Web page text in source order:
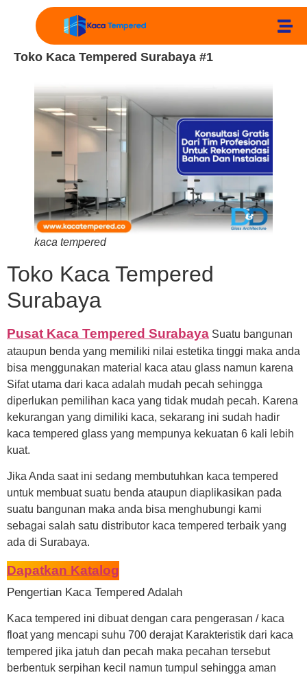
Toko Kaca Tempered Surabaya #1
kaca tempered
Toko Kaca Tempered
Surabaya
Pusat Kaca Tempered Surabaya Suatu bangunan
ataupun benda yang memiliki nilai estetika tinggi maka anda
bisa menggunakan material kaca atau glass namun karena
Sifat utama dari kaca adalah mudah pecah sehingga
diperlukan pemilihan kaca yang tidak mudah pecah. Karena
kekurangan yang dimiliki kaca, sekarang ini sudah hadir
kaca tempered glass yang mempunya kekuatan 6 kali lebih
kuat.
Jika Anda saat ini sedang membutuhkan kaca tempered
untuk membuat suatu benda ataupun diaplikasikan pada
suatu bangunan maka anda bisa menghubungi kami
sebagai salah satu distributor kaca tempered terbaik yang
ada di Surabaya.
Dapatkan Katalog
Pengertian Kaca Tempered Adalah
Kaca tempered ini dibuat dengan cara pengerasan / kaca
float yang mencapi suhu 700 derajat Karakteristik dari kaca
tempered jika jatuh dan pecah maka pecahan tersebut
berbentuk serpihan kecil namun tumpul sehingga aman